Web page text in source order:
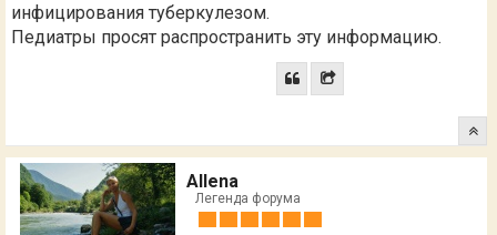
инфицирования туберкулезом.
Педиатры просят распространить эту информацию.
Allena
Легенда форума